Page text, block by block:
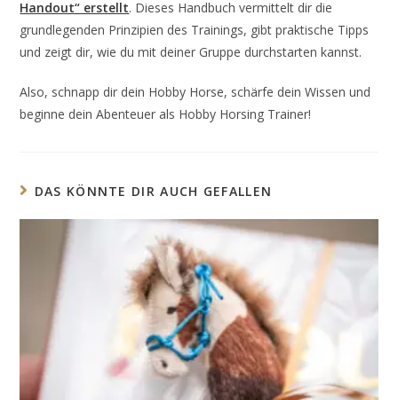
Handout“ erstellt. Dieses Handbuch vermittelt dir die
grundlegenden Prinzipien des Trainings, gibt praktische Tipps
und zeigt dir, wie du mit deiner Gruppe durchstarten kannst.
Also, schnapp dir dein Hobby Horse, schärfe dein Wissen und
beginne dein Abenteuer als Hobby Horsing Trainer!
DAS KÖNNTE DIR AUCH GEFALLEN